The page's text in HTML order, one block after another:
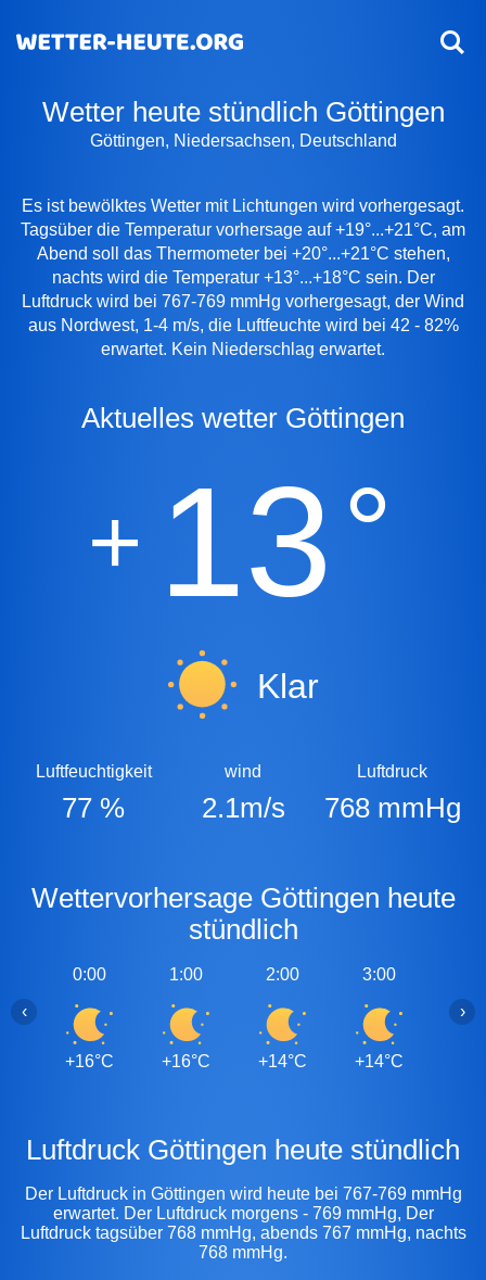
Wetter heute stündlich Göttingen
Göttingen, Niedersachsen, Deutschland
Es ist bewölktes Wetter mit Lichtungen wird vorhergesagt.
Tagsüber die Temperatur vorhersage auf +19°...+21°C, am
Abend soll das Thermometer bei +20°...+21°C stehen,
nachts wird die Temperatur +13°...+18°C sein. Der
Luftdruck wird bei 767-769 mmHg vorhergesagt, der Wind
aus Nordwest, 1-4 m/s, die Luftfeuchte wird bei 42 - 82%
erwartet. Kein Niederschlag erwartet.
Aktuelles wetter Göttingen
+ 13°
Klar
Luftfeuchtigkeit
77 %
wind
2.1m/s
Luftdruck
768 mmHg
Wettervorhersage Göttingen heute
stündlich
0:00
+16°C
1:00
+16°C
2:00
+14°C
3:00
+14°C
‹ ›
Luftdruck Göttingen heute stündlich
Der Luftdruck in Göttingen wird heute bei 767-769 mmHg
erwartet. Der Luftdruck morgens - 769 mmHg, Der
Luftdruck tagsüber 768 mmHg, abends 767 mmHg, nachts
768 mmHg.